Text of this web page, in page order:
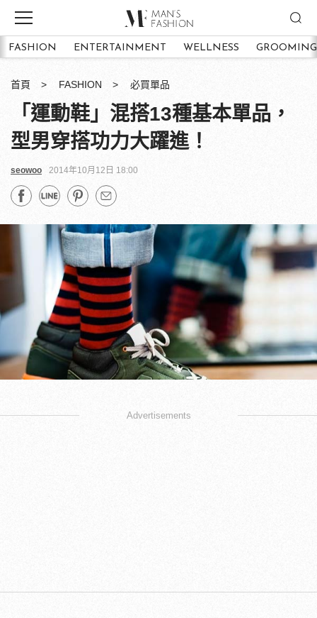
FASHION ENTERTAINMENT WELLNESS GROOMING
首頁 FASHION 必買單品
「運動鞋」混搭13種基本單品，
型男穿搭功力大躍進！
seowoo 2014年10月12日 18:00
Advertisements